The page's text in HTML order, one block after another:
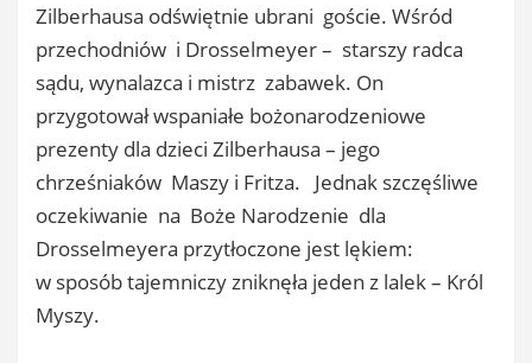
Zilberhausa odświętnie ubrani goście. Wśród
przechodniów i Drosselmeyer – starszy radca
sądu, wynalazca i mistrz zabawek. On
przygotował wspaniałe bożonarodzeniowe
prezenty dla dzieci Zilberhausa – jego
chrześniaków Maszy i Fritza. Jednak szczęśliwe
oczekiwanie na Boże Narodzenie dla
Drosselmeyera przytłoczone jest lękiem:
w sposób tajemniczy zniknęła jeden z lalek – Król
Myszy.